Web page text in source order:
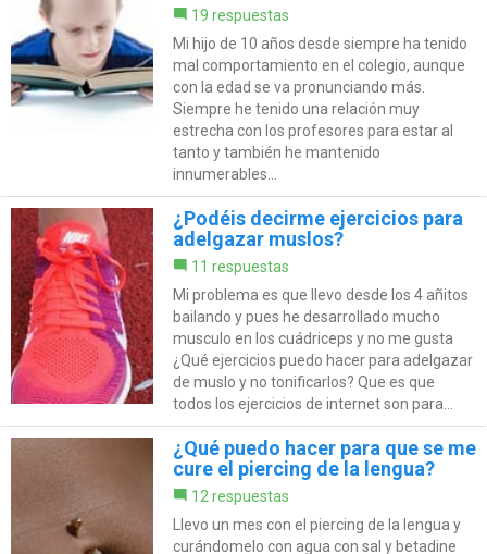
19 respuestas
Mi hijo de 10 años desde siempre ha tenido
mal comportamiento en el colegio, aunque
con la edad se va pronunciando más.
Siempre he tenido una relación muy
estrecha con los profesores para estar al
tanto y también he mantenido
innumerables...
¿Podéis decirme ejercicios para
adelgazar muslos?
11 respuestas
Mi problema es que llevo desde los 4 añitos
bailando y pues he desarrollado mucho
musculo en los cuádriceps y no me gusta
¿Qué ejercicios puedo hacer para adelgazar
de muslo y no tonificarlos? Que es que
todos los ejercicios de internet son para...
¿Qué puedo hacer para que se me
cure el piercing de la lengua?
12 respuestas
Llevo un mes con el piercing de la lengua y
curándomelo con agua con sal y betadine